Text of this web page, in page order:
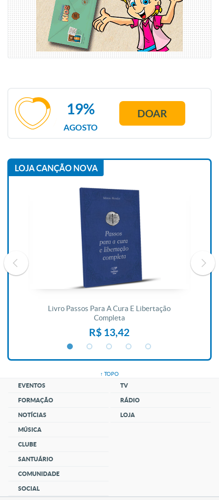
AGOSTO
19% DOAR
LOJA CANÇÃO NOVA
Livro Passos Para A Cura E Libertação
Completa
R$ 13,42
↑ TOPO
EVENTOS
FORMAÇÃO
NOTÍCIAS
MÚSICA
CLUBE
SANTUÁRIO
COMUNIDADE
SOCIAL
TV
RÁDIO
LOJA